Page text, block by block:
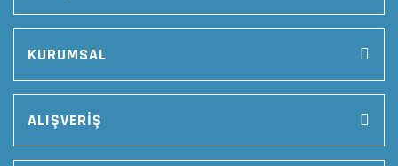
KURUMSAL
ALIŞVERİŞ